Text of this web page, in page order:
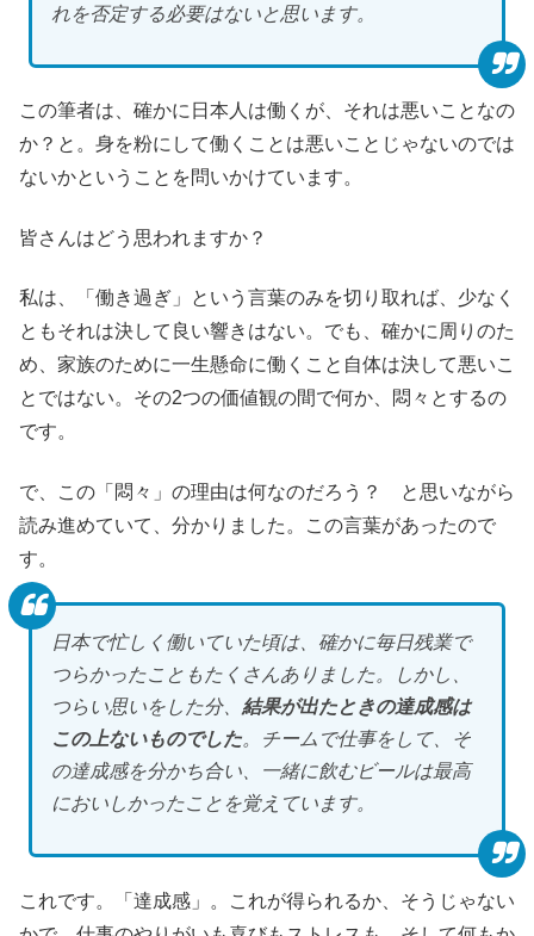
れを否定する必要はないと思います。
この筆者は、確かに日本人は働くが、それは悪いことなの
か？と。身を粉にして働くことは悪いことじゃないのでは
ないかということを問いかけています。
皆さんはどう思われますか？
私は、「働き過ぎ」という言葉のみを切り取れば、少なく
ともそれは決して良い響きはない。でも、確かに周りのた
め、家族のために一生懸命に働くこと自体は決して悪いこ
とではない。その2つの価値観の間で何か、悶々とするの
です。
で、この「悶々」の理由は何なのだろう？ と思いながら
読み進めていて、分かりました。この言葉があったので
す。
日本で忙しく働いていた頃は、確かに毎日残業で
つらかったこともたくさんありました。しかし、
つらい思いをした分、 結果が出たときの達成感は
この上ないものでした。チームで仕事をして、そ
の達成感を分かち合い、一緒に飲むビールは最高
においしかったことを覚えています。
これです。「達成感」。これが得られるか、そうじゃない